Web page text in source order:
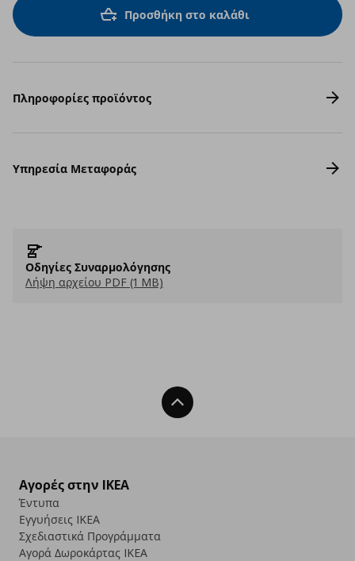
Προσθήκη στο καλάθι
Πληροφορίες προϊόντος
Υπηρεσία Μεταφοράς
Οδηγίες Συναρμολόγησης
Λήψη αρχείου PDF (1 MB)
Back To Top
Αγορές στην IKEA
Έντυπα
Εγγυήσεις IKEA
Σχεδιαστικά Προγράμματα
Αγορά Δωρoκάρτας IKEA